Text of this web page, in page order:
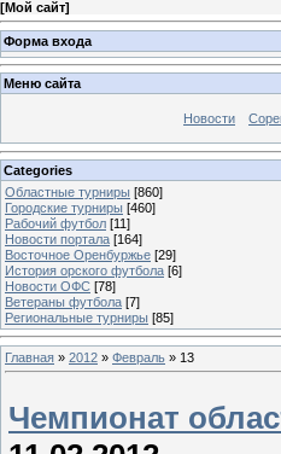
[Мой сайт]
Форма входа
Меню сайта
Новости
Categories
Областные турниры [860]
Городские турниры [460]
Рабочий футбол [11]
Новости портала [164]
Восточное Оренбуржье [29]
История орского футбола [6]
Новости ОФС [78]
Ветераны футбола [7]
Региональные турниры [85]
Главная » 2012 » Февраль » 13
Чемпионат